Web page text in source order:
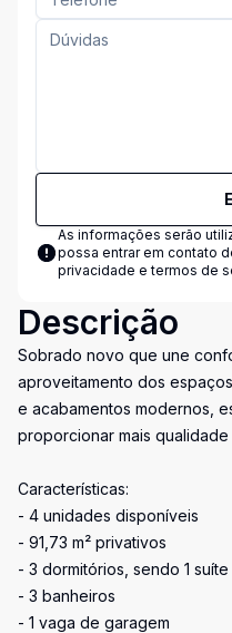
As informações serão
possa entrar em contato
privacidade e termos de
Descrição
Sobrado novo que une
aproveitamento dos
e acabamentos modernos,
proporcionar mais
Características:
- 4 unidades disponíveis
- 91,73 m² privativos
- 3 dormitórios, sendo 1 suíte
- 3 banheiros
- 1 vaga de garagem